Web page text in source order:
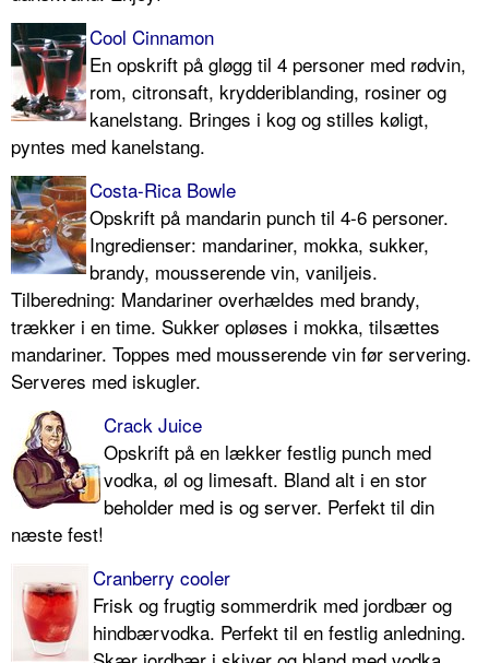
Cool Cinnamon
En opskrift på gløgg til 4 personer med rødvin,
rom, citronsaft, krydderiblanding, rosiner og
kanelstang. Bringes i kog og stilles køligt,
pyntes med kanelstang.
Costa-Rica Bowle
Opskrift på mandarin punch til 4-6 personer.
Ingredienser: mandariner, mokka, sukker,
brandy, mousserende vin, vaniljeis.
Tilberedning: Mandariner overhældes med brandy,
trækker i en time. Sukker opløses i mokka, tilsættes
mandariner. Toppes med mousserende vin før servering.
Serveres med iskugler.
Crack Juice
Opskrift på en lækker festlig punch med
vodka, øl og limesaft. Bland alt i en stor
beholder med is og server. Perfekt til din
næste fest!
Cranberry cooler
Frisk og frugtig sommerdrik med jordbær og
hindbærvodka. Perfekt til en festlig anledning.